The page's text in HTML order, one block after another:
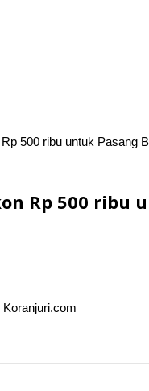
500 ribu untuk Pasang
Rp 500 ribu